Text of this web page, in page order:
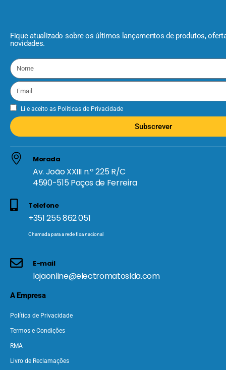
Fique atualizado sobre os últimos lançamentos de produtos,
novidades.
Li e aceito as Políticas de Privacidade
Subscrever
Morada
Av. João XXIII n.º 225 R/C
4590-515 Paços de Ferreira
Telefone
+351 255 862 051
Chamada para a rede fixa nacional
E-mail
lojaonline@electromatoslda.com
A Empresa
Política de Privacidade
Termos e Condições
RMA
Livro de Reclamações